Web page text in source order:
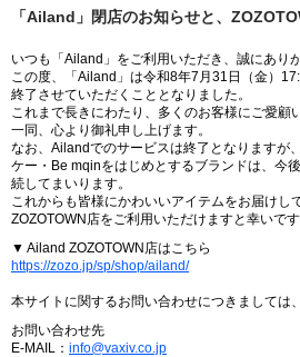
「Ailand」閉店のお知らせと、
いつも「Ailand」をご利用いただき、誠にあり
この度、「Ailand」は令和8年7月31日（金）
終了させていただくこととなりました。
これまで長きにわたり、多くのお客様にご愛顧
一同、心より御礼申し上げます。
なお、Ailandでのサービスは終了となりますが
ケー・Be mqinをはじめとするブランドは、今
続してまいります。
これからも皆様にかわいいアイテムをお届けし
ZOZOTOWN店をご利用いただけますと幸いです
▼ Ailand ZOZOTOWN店はこちら
https://zozo.jp/sp/shop/ailand/
本サイトに関するお問い合わせにつきましては
お問い合わせ先
E-MAIL： info@vaxiv.co.jp